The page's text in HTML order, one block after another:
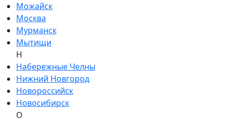
Можайск
Москва
Мурманск
Мытищи
Н
Набережные Челны
Нижний Новгород
Новороссийск
Новосибирск
О